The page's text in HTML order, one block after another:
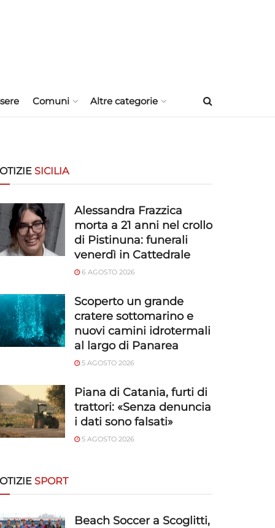
Comuni Altre categorie
SICILIA
Alessandra Frazzica
morta a 21 anni nel crollo
di Pistinuna: funerali
venerdì in Cattedrale
6 AGOSTO 2026
Scoperto un grande
cratere sottomarino e
nuovi camini idrotermali
al largo di Panarea
5 AGOSTO 2026
Piana di Catania, furti di
trattori: «Senza denuncia
i dati sono falsati»
5 AGOSTO 2026
SPORT
Beach Soccer a Scoglitti,